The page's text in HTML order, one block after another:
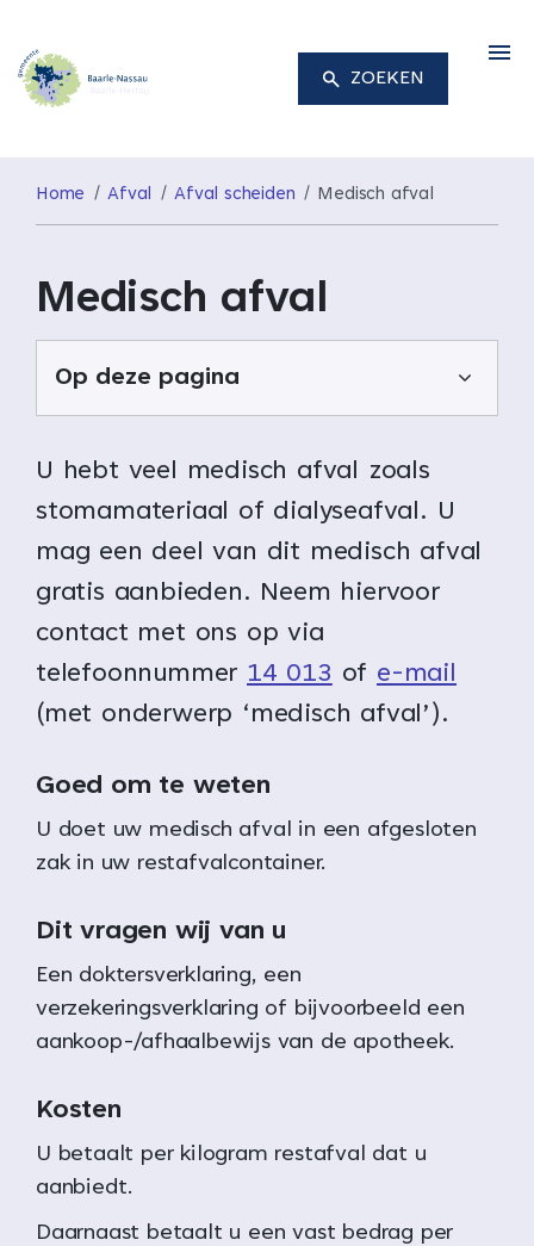
ZOEKEN
Home Afval Afval scheiden Medisch afval
Medisch afval
Op deze pagina
U hebt veel medisch afval zoals
stomamateriaal of dialyseafval. U
mag een deel van dit medisch afval
gratis aanbieden. Neem hiervoor
contact met ons op via
telefoonnummer 14 013 of e-mail
(met onderwerp ‘medisch afval’).
Goed om te weten
U doet uw medisch afval in een afgesloten
zak in uw restafvalcontainer.
Dit vragen wij van u
Een doktersverklaring, een
verzekeringsverklaring of bijvoorbeeld een
aankoop-/afhaalbewijs van de apotheek.
Kosten
U betaalt per kilogram restafval dat u
aanbiedt.
Daarnaast betaalt u een vast bedrag per